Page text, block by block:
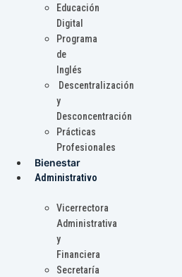
Educación
Digital
Programa
de
Inglés
Descentralización
y
Desconcentración
Prácticas
Profesionales
Bienestar
Administrativo
Vicerrectora
Administrativa
y
Financiera
Secretaría